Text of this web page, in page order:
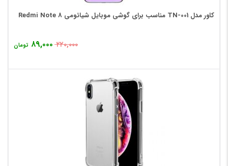
کاور مدل TN-001 مناسب برای گوشی موبایل شیائومی Redmi Note 8
۲۲۰,۰۰۰ ۸۹,۰۰۰ تومان